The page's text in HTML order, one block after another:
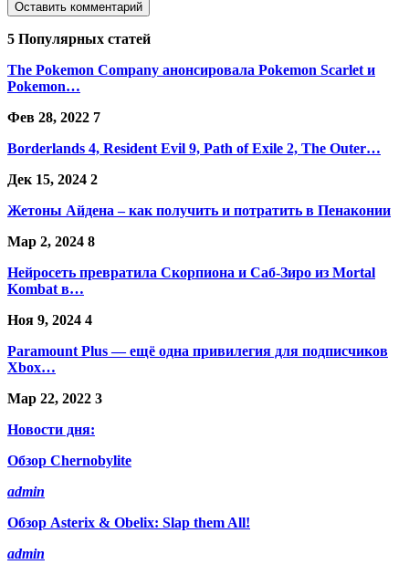
5 Популярных статей
The Pokemon Company анонсировала Pokemon Scarlet и
Pokemon…
Фев 28, 2022 7
Borderlands 4, Resident Evil 9, Path of Exile 2, The Outer…
Дек 15, 2024 2
Жетоны Айдена – как получить и потратить в Пенаконии
Мар 2, 2024 8
Нейросеть превратила Скорпиона и Саб-Зиро из Mortal
Kombat в…
Ноя 9, 2024 4
Paramount Plus — ещё одна привилегия для подписчиков
Xbox…
Мар 22, 2022 3
Новости дня:
Обзор Chernobylite
admin
Обзор Asterix & Obelix: Slap them All!
admin